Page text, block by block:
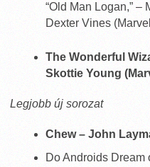
“Old Man Logan,” –
Dexter Vines
The Wonderful
Skottie Young
Legjobb új sorozat
Chew – John
Do Androids